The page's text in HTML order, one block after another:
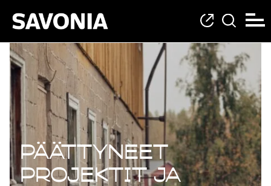
Päättyneet
Päättyneet
projektit ja